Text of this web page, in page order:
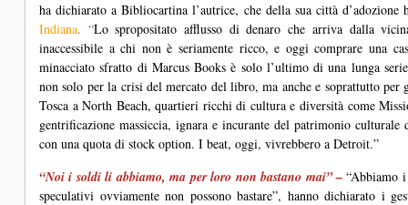
ha dichiarato a Bibliocartina l’autrice, che della sua città
Indiana. “Lo spropositato afflusso di denaro che arriva dalla
inaccessibile a chi non è seriamente ricco, e oggi comprare una
minacciato sfratto di Marcus Books è solo l’ultimo di una lunga
non solo per la crisi del mercato del libro, ma anche e soprattutto
Tosca a North Beach, quartieri ricchi di cultura e diversità come
gentrificazione massiccia, ignara e incurante del patrimonio
con una quota di stock option. I beat, oggi, vivrebbero a Detroit.”
“Noi i soldi li abbiamo, ma per loro non bastano mai” – “Abbiamo
speculativi ovviamente non possono bastare”, hanno dichiarato i